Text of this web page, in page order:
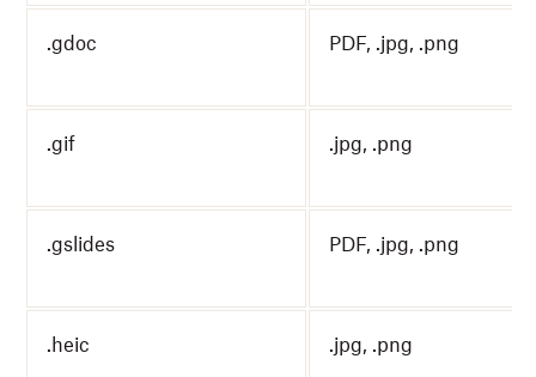
.gdoc PDF, .jpg, .png
.gif .jpg, .png
.gslides PDF, .jpg, .png
.heic .jpg, .png